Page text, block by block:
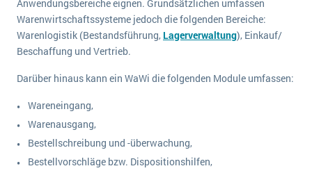
Anwendungsbereiche eignen. Grundsätzlichen umfassen
Warenwirtschaftssysteme jedoch die folgenden Bereiche:
Warenlogistik (Bestandsführung, Lagerverwaltung), Einkauf/
Beschaffung und Vertrieb.
Darüber hinaus kann ein WaWi die folgenden Module umfassen:
Wareneingang,
Warenausgang,
Bestellschreibung und -überwachung,
Bestellvorschläge bzw. Dispositionshilfen,